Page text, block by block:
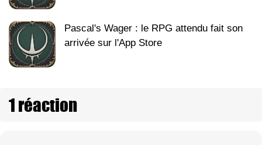
Pascal's Wager : le RPG attendu fait son
arrivée sur l'App Store
1 réaction